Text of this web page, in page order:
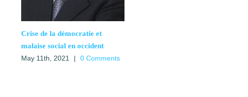
Crise de la démocratie et
malaise social en occident
May 11th, 2021
| 0 Comments